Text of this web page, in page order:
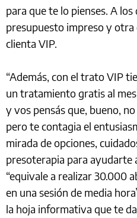
para que te lo pienses. A
presupuesto impreso y otra
clienta VIP.
“Además, con el trato VIP
un tratamiento gratis al
y vos pensás que, bueno,
pero te contagia el
mirada de opciones,
presoterapia para ayudarte
“equivale a realizar 30.000
en una sesión de media
la hoja informativa que te